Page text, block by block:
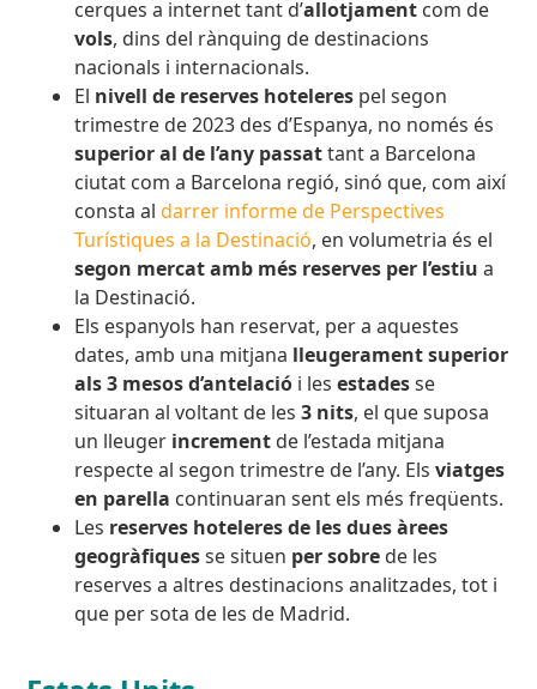
cerques a internet tant d’allotjament com de
vols, dins del rànquing de destinacions
nacionals i internacionals.
El nivell de reserves hoteleres pel segon
trimestre de 2023 des d’Espanya, no només és
superior al de l’any passattant a Barcelona
ciutat com a Barcelona regió, sinó que, com així
consta aldarrer informe de Perspectives
Turístiques a la Destinació, en volumetria és el
segon mercat amb més reserves per l’estiu a
la Destinació.
Els espanyols han reservat, per a aquestes
dates, amb una mitjana lleugerament superior
als 3 mesos d’antelació i lesestadesse
situaran al voltant de les3 nits, el que suposa
un lleuger increment de l’estada mitjana
respecte al segon trimestre de l’any. Elsviatges
en parella continuaran sent els més freqüents.
Les reserves hoteleres de les dues àrees
geogràfiquesse situen per sobre de les
reserves a altres destinacions analitzades, tot i
que per sota de les de Madrid.